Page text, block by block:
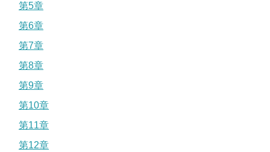
第5章
第6章
第7章
第8章
第9章
第10章
第11章
第12章